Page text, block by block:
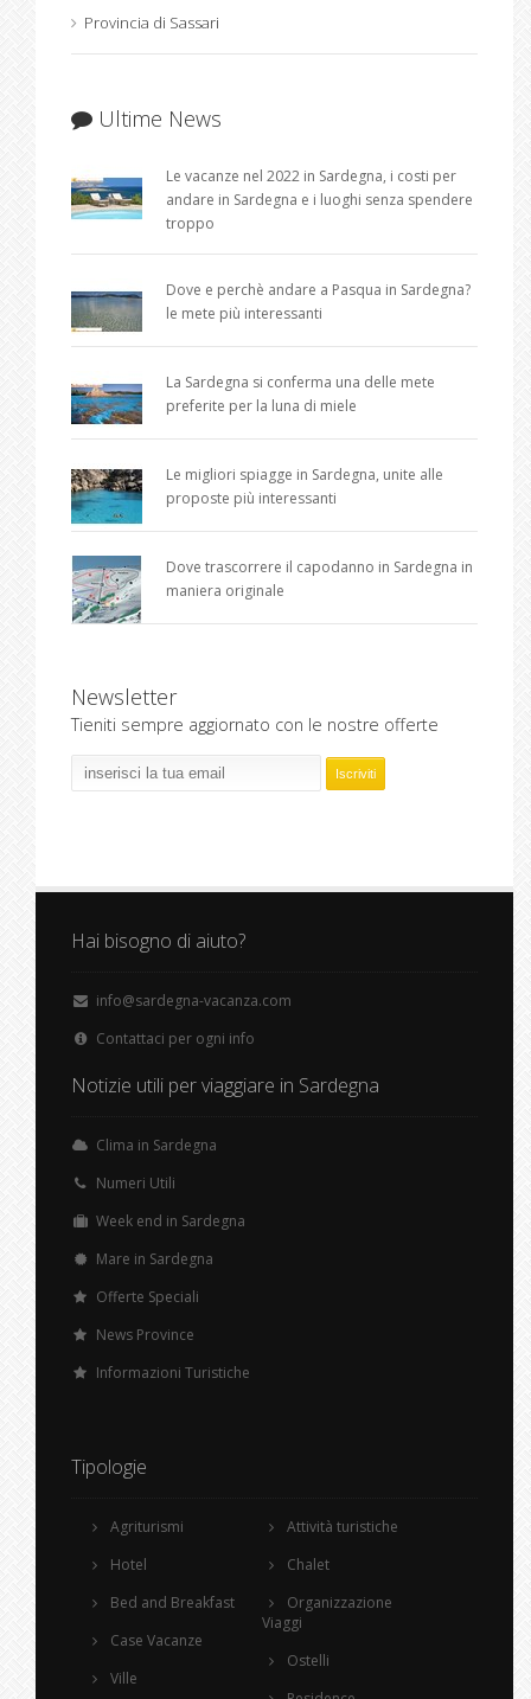
Provincia di Sassari
Ultime News
Le vacanze nel 2022 in Sardegna, i costi per
andare in Sardegna e i luoghi senza spendere
troppo
Dove e perchè andare a Pasqua in Sardegna?
le mete più interessanti
La Sardegna si conferma una delle mete
preferite per la luna di miele
Le migliori spiagge in Sardegna, unite alle
proposte più interessanti
Dove trascorrere il capodanno in Sardegna in
maniera originale
Newsletter
Tieniti sempre aggiornato con le nostre offerte
Hai bisogno di aiuto?
info@sardegna-vacanza.com
Contattaci per ogni info
Notizie utili per viaggiare in Sardegna
Clima in Sardegna
Numeri Utili
Week end in Sardegna
Mare in Sardegna
Offerte Speciali
News Province
Informazioni Turistiche
Tipologie
Agriturismi
Hotel
Bed and Breakfast
Case Vacanze
Ville
Attività turistiche
Chalet
Organizzazione
Viaggi
Ostelli